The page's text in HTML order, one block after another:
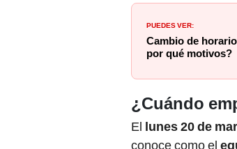
PUEDES VER:
Cambio de
por qué motivos?
¿Cuándo
El lunes 20 de
conoce como el